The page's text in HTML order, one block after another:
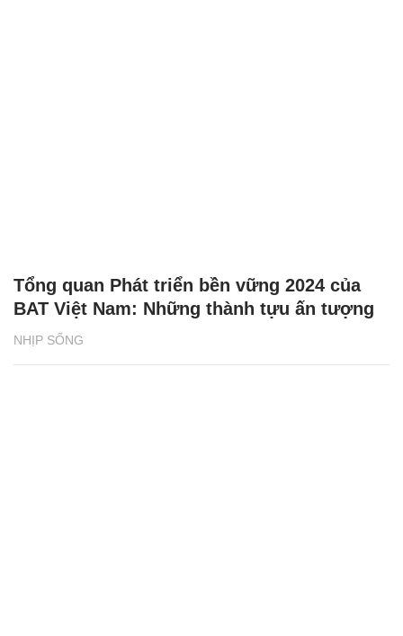
NHỊP SỐNG
Tổng quan Phát triển bền vững 2024 của
BAT Việt Nam: Những thành tựu ấn tượng